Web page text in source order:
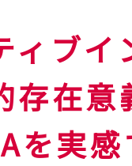
ィブ
在意
を実